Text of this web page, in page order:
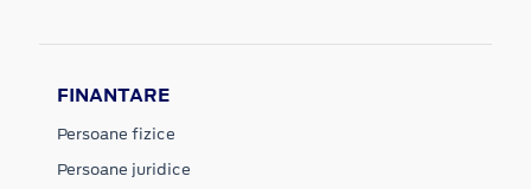
FINANTARE
Persoane fizice
Persoane juridice